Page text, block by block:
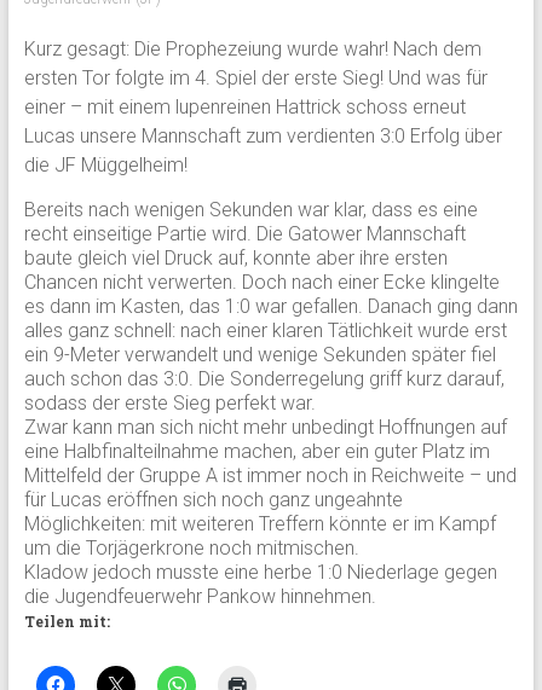
Kurz gesagt: Die Prophezeiung wurde wahr! Nach dem
ersten Tor folgte im 4. Spiel der erste Sieg! Und was für
einer – mit einem lupenreinen Hattrick schoss erneut
Lucas unsere Mannschaft zum verdienten 3:0 Erfolg über
die JF Müggelheim!
Bereits nach wenigen Sekunden war klar, dass es eine
recht einseitige Partie wird. Die Gatower Mannschaft
baute gleich viel Druck auf, konnte aber ihre ersten
Chancen nicht verwerten. Doch nach einer Ecke klingelte
es dann im Kasten, das 1:0 war gefallen. Danach ging dann
alles ganz schnell: nach einer klaren Tätlichkeit wurde erst
ein 9-Meter verwandelt und wenige Sekunden später fiel
auch schon das 3:0. Die Sonderregelung griff kurz darauf,
sodass der erste Sieg perfekt war.
Zwar kann man sich nicht mehr unbedingt Hoffnungen auf
eine Halbfinalteilnahme machen, aber ein guter Platz im
Mittelfeld der Gruppe A ist immer noch in Reichweite – und
für Lucas eröffnen sich noch ganz ungeahnte
Möglichkeiten: mit weiteren Treffern könnte er im Kampf
um die Torjägerkrone noch mitmischen.
Kladow jedoch musste eine herbe 1:0 Niederlage gegen
die Jugendfeuerwehr Pankow hinnehmen.
Teilen mit: